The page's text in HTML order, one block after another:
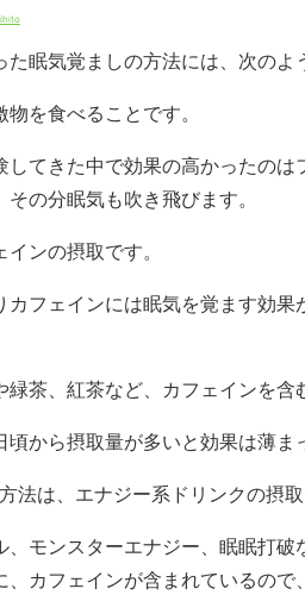
た眠気覚ましの方法には、次のよ
物を食べることです。
してきた中で効果の高かったの
その分眠気も吹き飛びます。
ンの摂取です。
カフェインには眠気を覚ます効
緑茶、紅茶など、カフェインを含
頃から摂取量が多いと効果は薄ま
法は、エナジー系ドリンクの摂取
、モンスターエナジー、眠眠打
、カフェインが含まれているので